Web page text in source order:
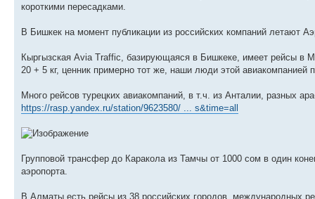
короткими пересадками.
В Бишкек на момент публикации из российских компаний летают
Кыргызская Avia Traffic, базирующаяся в Бишкеке, имеет рейсы в
20 + 5 кг, ценник примерно тот же, наши люди этой авиакомпанией
Много рейсов турецких авиакомпаний, в т.ч. из Анталии, разных
https://rasp.yandex.ru/station/9623580/ ... s&time=all
Групповой трансфер до Каракола из Тамчы от 1000 сом в один
аэропорта.
В Алматы есть рейсы из 38 российских городов, международных